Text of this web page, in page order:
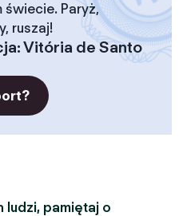
świecie. Paryż,
ruszaj!
:Vitória de Santo
ludzi, pamiętaj o